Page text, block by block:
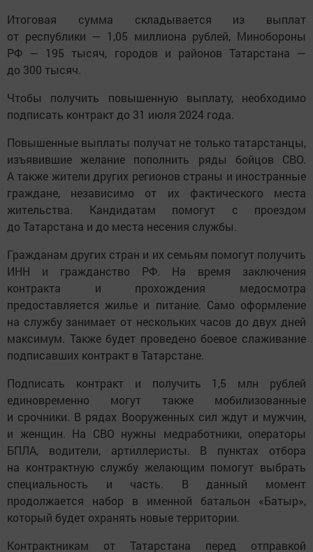
Итоговая сумма складывается из выплат
от республики — 1,05 миллиона рублей, Минобороны
РФ — 195 тысяч, городов и районов Татарстана —
до 300 тысяч.
Чтобы получить повышенную выплату, необходимо
подписать контракт до 31 июля 2024 года.
Повышенные выплаты получат не только татарстанцы,
изъявившие желание пополнить ряды бойцов СВО.
А также жители других регионов страны и иностранные
граждане, независимо от их фактического места
жительства. Кандидатам помогут с проездом
до Татарстана и до места несения службы.
Гражданам других стран и их семьям помогут получить
ИНН и гражданство РФ. На время заключения
контракта и прохождения медосмотра
предоставляется жилье и питание. Само оформление
на службу занимает от нескольких часов до двух дней
максимум. Также будет проведено боевое слаживание
подписавших контракт в Татарстане.
Подписать контракт и получить 1,5 млн рублей
единовременно могут также мобилизованные
и срочники. В рядах Вооруженных сил ждут и мужчин,
и женщин. На СВО нужны медработники, операторы
БПЛА, водители, артиллеристы. В пунктах отбора
на контрактную службу желающим помогут выбрать
специальность и часть. В данный момент
продолжается набор в именной батальон «Батыр»,
который будет охранять новые территории.
Контрактникам от Татарстана перед отправкой